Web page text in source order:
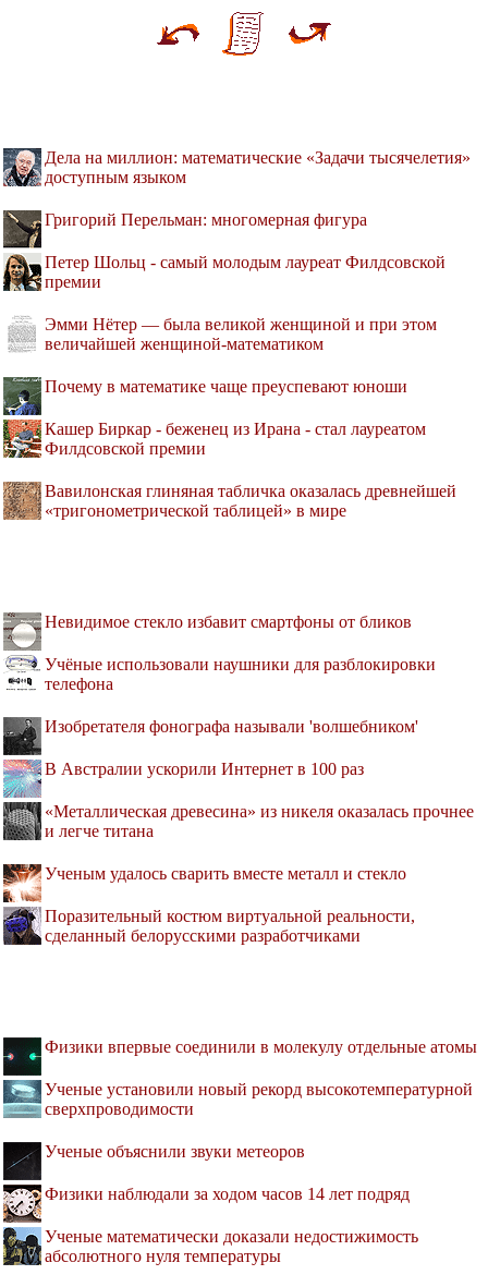
Дела на миллион: математические «Задачи тысячелетия»
доступным языком
Григорий Перельман: многомерная фигура
Петер Шольц - самый молодым лауреат Филдсовской
премии
Эмми Нётер — была великой женщиной и при этом
величайшей женщиной-математиком
Почему в математике чаще преуспевают юноши
Кашер Биркар - беженец из Ирана - стал лауреатом
Филдсовской премии
Вавилонская глиняная табличка оказалась древнейшей
«тригонометрической таблицей» в мире
Невидимое стекло избавит смартфоны от бликов
Учёные использовали наушники для разблокировки
телефона
Изобретателя фонографа называли 'волшебником'
В Австралии ускорили Интернет в 100 раз
«Металлическая древесина» из никеля оказалась прочнее
и легче титана
Ученым удалось сварить вместе металл и стекло
Поразительный костюм виртуальной реальности,
сделанный белорусскими разработчиками
Физики впервые соединили в молекулу отдельные атомы
Ученые установили новый рекорд высокотемпературной
сверхпроводимости
Ученые объяснили звуки метеоров
Физики наблюдали за ходом часов 14 лет подряд
Ученые математически доказали недостижимость
абсолютного нуля температуры